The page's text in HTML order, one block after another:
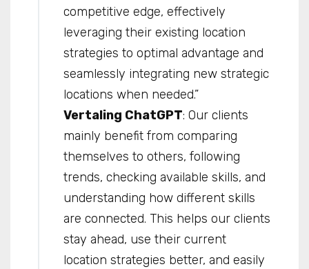
competitive edge, effectively
leveraging their existing location
strategies to optimal advantage and
seamlessly integrating new strategic
locations when needed.”
Vertaling ChatGPT: Our clients
mainly benefit from comparing
themselves to others, following
trends, checking available skills, and
understanding how different skills
are connected. This helps our clients
stay ahead, use their current
location strategies better, and easily